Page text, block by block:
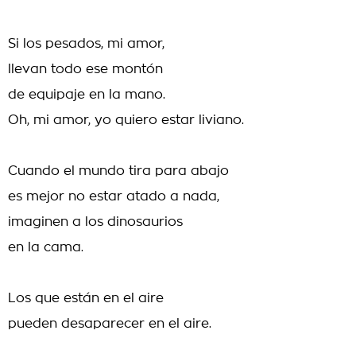
Si los pesados, mi amor,
llevan todo ese montón
de equipaje en la mano.
Oh, mi amor, yo quiero estar liviano.
Cuando el mundo tira para abajo
es mejor no estar atado a nada,
imaginen a los dinosaurios
en la cama.
Los que están en el aire
pueden desaparecer en el aire.